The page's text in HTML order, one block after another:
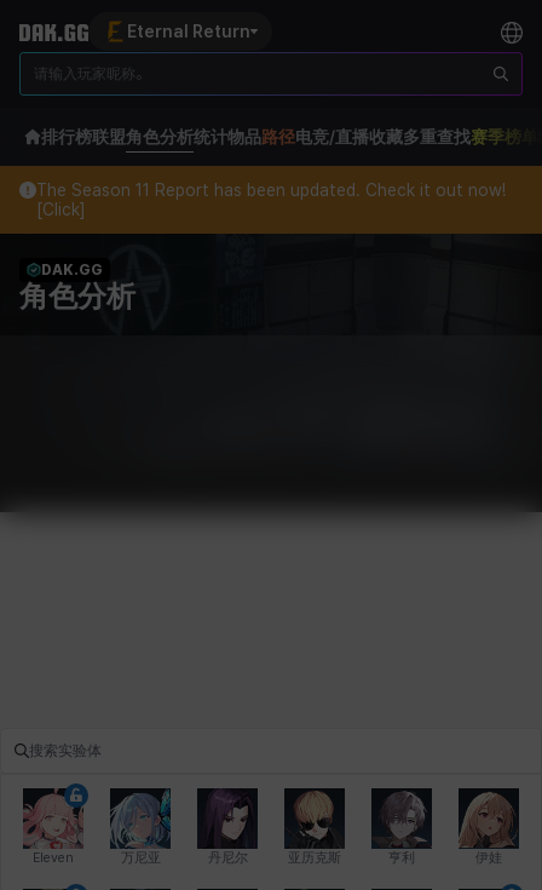
Eternal Return
排行榜联盟角色分析统计物品路径电竞/直播收藏多重查找赛季榜单
The Season 11 Report has been updated. Check it out now!
[Click]
DAK.GG
角色分析
Eleven 万尼亚 丹尼尔 亚历克斯 亨利 伊娃